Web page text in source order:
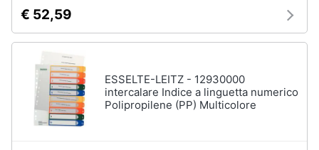
€ 52,59
ESSELTE-LEITZ - 12930000
intercalare Indice a linguetta numerico
Polipropilene (PP) Multicolore